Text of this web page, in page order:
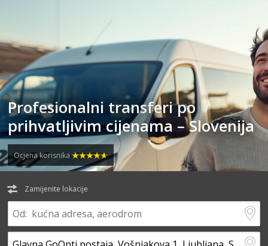
Profesionalni transferi po
prihvatljivim cijenama – Slovenija
Ocjena korisnika
Zamijenite lokacije